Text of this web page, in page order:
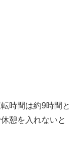
時間は約9時間と
憩を入れないと